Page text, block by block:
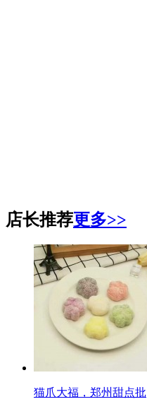
店长推荐更多>>
猫爪大福，郑州甜点批